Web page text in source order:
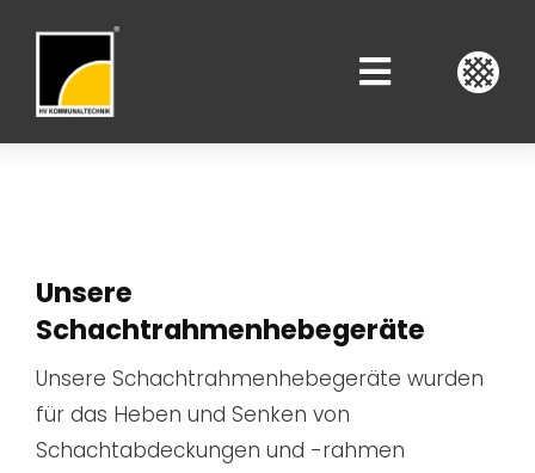
springen
Toggle
Produkte
Karriere
Unsere
Schachtrahmenhebegeräte
Unsere Schachtrahmenhebegeräte wurden
für das Heben und Senken von
Schachtabdeckungen und -rahmen